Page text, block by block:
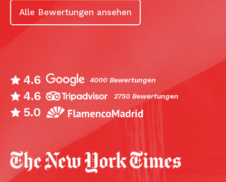
Alle Bewertungen ansehen
4.6 4000 Bewertungen
4.6 2750 Bewertungen
5.0